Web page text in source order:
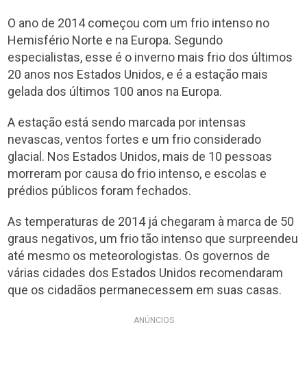
O ano de 2014 começou com um frio intenso no
Hemisfério Norte e na Europa. Segundo
especialistas, esse é o inverno mais frio dos últimos
20 anos nos Estados Unidos, e é a estação mais
gelada dos últimos 100 anos na Europa.
A estação está sendo marcada por intensas
nevascas, ventos fortes e um frio considerado
glacial. Nos Estados Unidos, mais de 10 pessoas
morreram por causa do frio intenso, e escolas e
prédios públicos foram fechados.
As temperaturas de 2014 já chegaram à marca de 50
graus negativos, um frio tão intenso que surpreendeu
até mesmo os meteorologistas. Os governos de
várias cidades dos Estados Unidos recomendaram
que os cidadãos permanecessem em suas casas.
ANÚNCIOS